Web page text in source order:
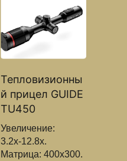
Тепловизионны
й прицел GUIDE
TU450
Увеличение:
3.2х-12.8х.
Матрица: 400x300.